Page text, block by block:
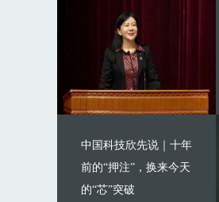
中国科技欣先说｜十年
前的“押注”，换来今天
的“芯”突破